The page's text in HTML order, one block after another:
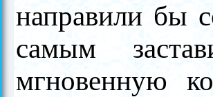
направили бы
самым
мгновенную